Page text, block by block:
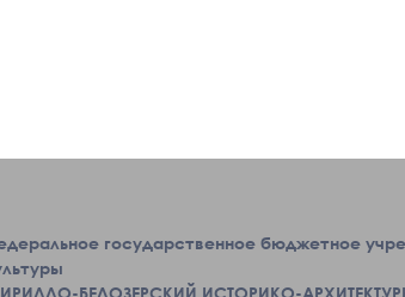
государственное бюджетное
БЕЛОЗЕРСКИЙ ИСТОРИКО-